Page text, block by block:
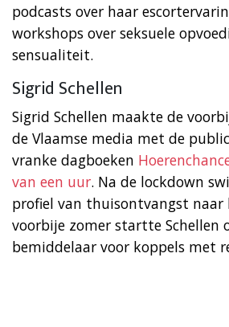
podcasts over haar
workshops over seksuele
sensualiteit.
Sigrid Schellen
Sigrid Schellen maakte de
de Vlaamse media met de
vranke dagboeken
van een uur. Na de lockdown
profiel van thuisontvangst naar
voorbije zomer startte Schellen
bemiddelaar voor koppels met